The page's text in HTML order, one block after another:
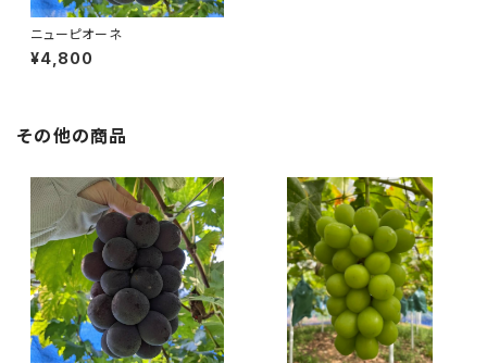
ニューピオーネ
¥4,800
その他の商品